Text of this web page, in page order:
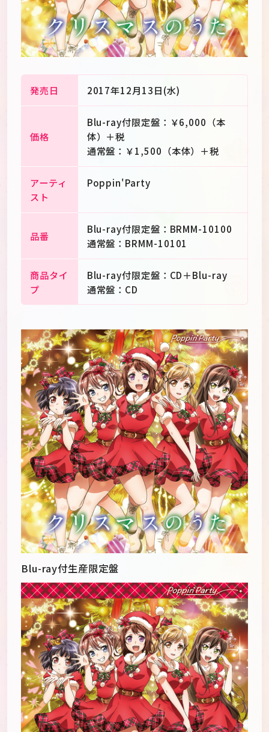
JPEN
発売日 2017年12月13日(水)
価格
Blu-ray付限定盤：￥6,000（本
体）＋税
通常盤：￥1,500（本体）＋税
アーティ
スト
Poppin'Party
品番
Blu-ray付限定盤：BRMM-10100
通常盤：BRMM-10101
商品タイ
プ
Blu-ray付限定盤：CD＋Blu-ray
通常盤：CD
Blu-ray付生産限定盤